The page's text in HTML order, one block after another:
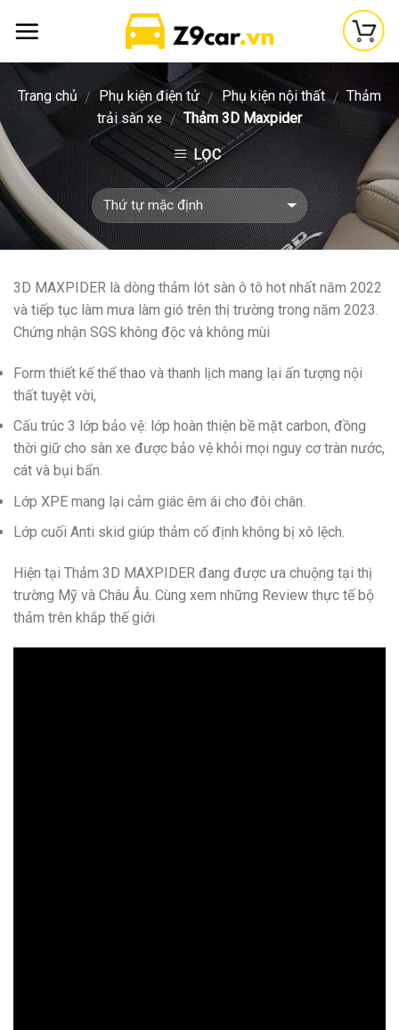
Trang chủ / Phụ kiện điện tử / Phụ kiện nội thất / Thảm
trải sàn xe / Thảm 3D Maxpider
LỌC
3D MAXPIDER là dòng thảm lót sàn ô tô hot nhất năm 2022
và tiếp tục làm mưa làm gió trên thị trường trong năm 2023.
Chứng nhận SGS không độc và không mùi
Form thiết kế thể thao và thanh lịch mang lại ấn tượng nội
thất tuyệt vời,
Cấu trúc 3 lớp bảo vệ: lớp hoàn thiện bề mặt carbon, đồng
thời giữ cho sàn xe được bảo vệ khỏi mọi nguy cơ tràn nước,
cát và bụi bẩn.
Lớp XPE mang lại cảm giác êm ái cho đôi chân.
Lớp cuối Anti skid giúp thảm cố định không bị xô lệch.
Hiện tại Thảm 3D MAXPIDER đang được ưa chuộng tại thị
trường Mỹ và Châu Âu. Cùng xem những Review thực tế bộ
thảm trên khắp thế giới